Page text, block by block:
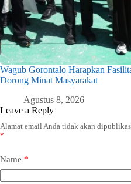
Wagub Gorontalo Harapkan
Dorong Minat Masyarakat
Agustus 8, 2026
Leave a Reply
Alamat email Anda tidak akan
*
Name *